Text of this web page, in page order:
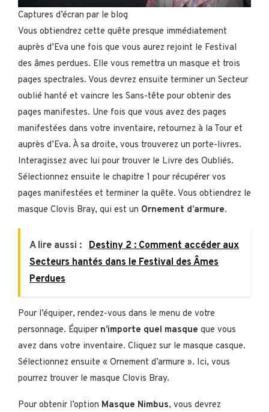
Captures d’écran par le blog
Vous obtiendrez cette quête presque immédiatement
auprès d’Eva une fois que vous aurez rejoint le Festival
des âmes perdues. Elle vous remettra un masque et trois
pages spectrales. Vous devrez ensuite terminer un Secteur
oublié hanté et vaincre les Sans-tête pour obtenir des
pages manifestes. Une fois que vous avez des pages
manifestées dans votre inventaire, retournez à la Tour et
auprès d’Eva. À sa droite, vous trouverez un porte-livres.
Interagissez avec lui pour trouver le Livre des Oubliés.
Sélectionnez ensuite le chapitre 1 pour récupérer vos
pages manifestées et terminer la quête. Vous obtiendrez le
masque Clovis Bray, qui est un Ornement d’armure.
A lire aussi : Destiny 2 : Comment accéder aux
Secteurs hantés dans le Festival des Âmes
Perdues
Pour l’équiper, rendez-vous dans le menu de votre
personnage. Équiper n’importe quel masque que vous
avez dans votre inventaire. Cliquez sur le masque casque.
Sélectionnez ensuite « Ornement d’armure ». Ici, vous
pourrez trouver le masque Clovis Bray.
Pour obtenir l’option Masque Nimbus, vous devrez